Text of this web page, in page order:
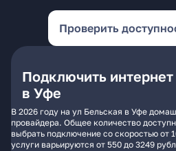
Проверить
Подключить
в Уфе
В 2026 году на ул Бельская в Уфе
провайдера. Общее количество
выбрать подключение со скоростью от
услуги варьируются от 550 до 3249